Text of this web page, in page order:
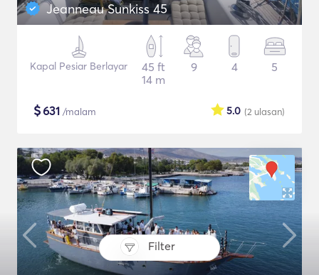
Filter
Jeanneau Sunkiss 45
Kapal Pesiar Berlayar
45 ft
14 m
9 4 5
$631 /malam (2 ulasan)
5.0